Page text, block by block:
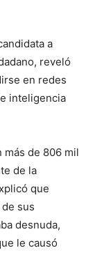
a
reveló
en redes
inteligencia
más de 806 mil
de la
que
sus
desnuda,
le causó